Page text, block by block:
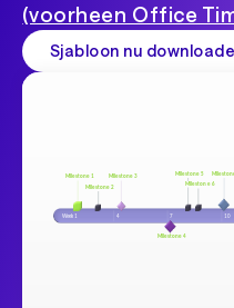
(voorheen Office
Sjabloon nu